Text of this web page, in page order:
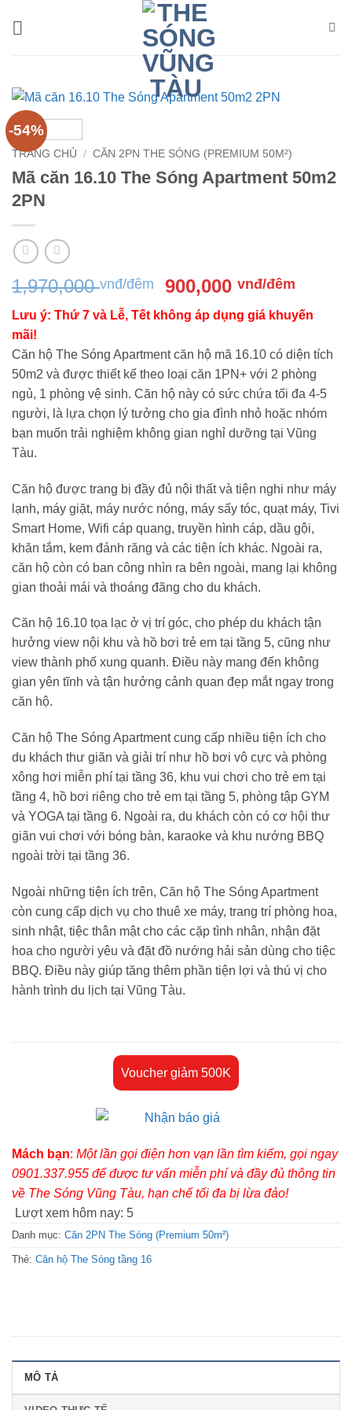
-54%
TRANG CHỦ / CĂN 2PN THE SÓNG (PREMIUM 50M²)
Mã căn 16.10 The Sóng Apartment 50m2
2PN
1,970,000vnđ/đêm
Giá
gốc
là:
đêm.
900,000vnđ/đêm
hiện
tại
đêm.
Lưu ý: Thứ 7 và Lễ, Tết không áp dụng giá khuyến
mãi!
Căn hộ The Sóng Apartment căn hộ mã 16.10 có diện tích
50m2 và được thiết kế theo loại căn 1PN+ với 2 phòng
ngủ, 1 phòng vệ sinh. Căn hộ này có sức chứa tối đa 4-5
người, là lựa chọn lý tưởng cho gia đình nhỏ hoặc nhóm
bạn muốn trải nghiệm không gian nghỉ dưỡng tại Vũng
Tàu.
Căn hộ được trang bị đầy đủ nội thất và tiện nghi như máy
lạnh, máy giặt, máy nước nóng, máy sấy tóc, quạt máy, Tivi
Smart Home, Wifi cáp quang, truyền hình cáp, dầu gội,
khăn tắm, kem đánh răng và các tiện ích khác. Ngoài ra,
căn hộ còn có ban công nhìn ra bên ngoài, mang lại không
gian thoải mái và thoáng đãng cho du khách.
Căn hộ 16.10 tọa lạc ở vị trí góc, cho phép du khách tận
hưởng view nội khu và hồ bơi trẻ em tại tầng 5, cũng như
view thành phố xung quanh. Điều này mang đến không
gian yên tĩnh và tận hưởng cảnh quan đẹp mắt ngay trong
căn hộ.
Căn hộ The Sóng Apartment cung cấp nhiều tiện ích cho
du khách thư giãn và giải trí như hồ bơi vô cực và phòng
xông hơi miễn phí tại tầng 36, khu vui chơi cho trẻ em tại
tầng 4, hồ bơi riêng cho trẻ em tại tầng 5, phòng tập GYM
và YOGA tại tầng 6. Ngoài ra, du khách còn có cơ hội thư
giãn vui chơi với bóng bàn, karaoke và khu nướng BBQ
ngoài trời tại tầng 36.
Ngoài những tiện ích trên, Căn hộ The Sóng Apartment
còn cung cấp dịch vụ cho thuê xe máy, trang trí phòng hoa,
sinh nhật, tiệc thân mật cho các cặp tình nhân, nhận đặt
hoa cho người yêu và đặt đồ nướng hải sản dùng cho tiệc
BBQ. Điều này giúp tăng thêm phần tiện lợi và thú vị cho
hành trình du lịch tại Vũng Tàu.
Voucher giảm 500K
Mách bạn: Một lần gọi điện hơn vạn lần tìm kiếm, gọi ngay
0901.337.955 để được tư vấn miễn phí và đầy đủ thông tin
về The Sóng Vũng Tàu, hạn chế tối đa bị lừa đảo!
Lượt xem hôm nay: 5
Danh mục: Căn 2PN The Sóng (Premium 50m²)
Thẻ: Căn hộ The Sóng tầng 16
MÔ TẢ